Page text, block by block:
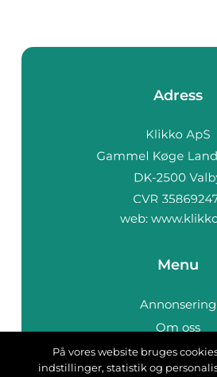
Adress
web:
Menu
Annonsering
Om oss
Cookies
Kontakta oss
På vores website bruges
indstillinger, statistik og